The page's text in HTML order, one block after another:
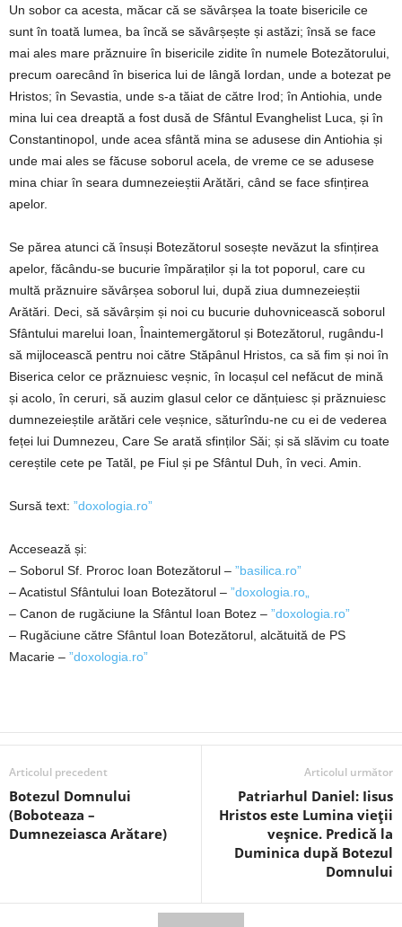
Un sobor ca acesta, măcar că se săvârșea la toate bisericile ce
sunt în toată lumea, ba încă se săvârșește și astăzi; însă se face
mai ales mare prăznuire în bisericile zidite în numele Botezătorului,
precum oarecând în biserica lui de lângă Iordan, unde a botezat pe
Hristos; în Sevastia, unde s-a tăiat de către Irod; în Antiohia, unde
mina lui cea dreaptă a fost dusă de Sfântul Evanghelist Luca, și în
Constantinopol, unde acea sfântă mina se adusese din Antiohia și
unde mai ales se făcuse soborul acela, de vreme ce se adusese
mina chiar în seara dumnezeieștii Arătări, când se face sfințirea
apelor.
Se părea atunci că însuși Botezătorul sosește nevăzut la sfințirea
apelor, făcându-se bucurie împăraților și la tot poporul, care cu
multă prăznuire săvârșea soborul lui, după ziua dumnezeieștii
Arătări. Deci, să săvârșim și noi cu bucurie duhovnicească soborul
Sfântului marelui Ioan, Înaintemergătorul și Botezătorul, rugându-l
să mijlocească pentru noi către Stăpânul Hristos, ca să fim și noi în
Biserica celor ce prăznuiesc veșnic, în locașul cel nefăcut de mină
și acolo, în ceruri, să auzim glasul celor ce dănțuiesc și prăznuiesc
dumnezeieștile arătări cele veșnice, săturîndu-ne cu ei de vederea
feței lui Dumnezeu, Care Se arată sfinților Săi; și să slăvim cu toate
cereștile cete pe Tatăl, pe Fiul și pe Sfântul Duh, în veci. Amin.
Sursă text: ”doxologia.ro”
Accesează și:
– Soborul Sf. Proroc Ioan Botezătorul – ”basilica.ro”
– Acatistul Sfântului Ioan Botezătorul – ”doxologia.ro„
– Canon de rugăciune la Sfântul Ioan Botez – ”doxologia.ro”
– Rugăciune către Sfântul Ioan Botezătorul, alcătuită de PS
Macarie – ”doxologia.ro”
Articolul precedent
Botezul Domnului
(Boboteaza –
Dumnezeiasca Arătare)
Articolul următor
Patriarhul Daniel: Iisus
Hristos este Lumina vieții
veșnice. Predică la
Duminica după Botezul
Domnului